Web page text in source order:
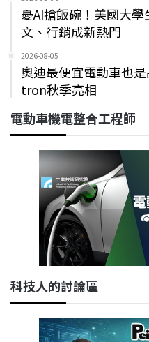
憂AI搶飯碗！美國大
文、行銷成新熱門
2026-08-05
奧迪最便宜電動車也
tron秋季亮相
電動車機電整合工程師
科技人的討論區